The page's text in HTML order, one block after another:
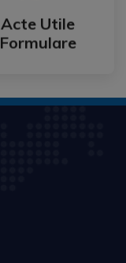
Acte Utile
Formulare
Acte Utile
Formulare